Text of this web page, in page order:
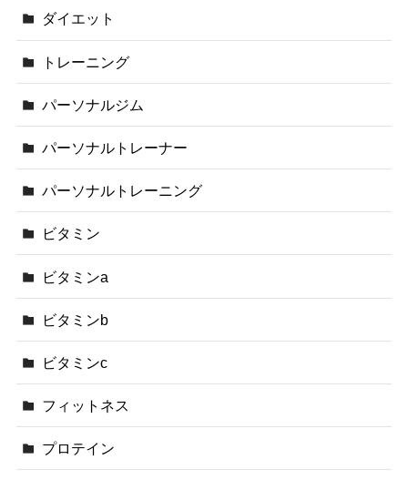
ダイエット
トレーニング
パーソナルジム
パーソナルトレーナー
パーソナルトレーニング
ビタミン
ビタミンa
ビタミンb
ビタミンc
フィットネス
プロテイン